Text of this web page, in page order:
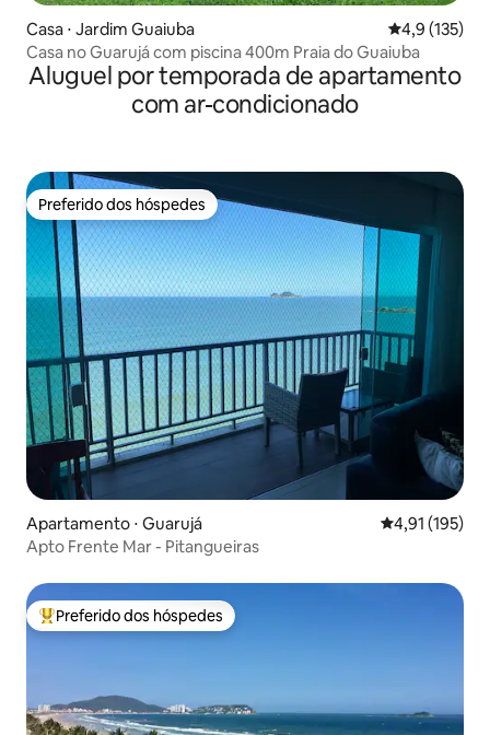
Casa ⋅ Jardim Guaiuba 4,9 de uma
4,9 (135)
Casa no Guarujá com piscina 400m Praia do Guaiuba
Aluguel por temporada de apartamento
com ar-condicionado
Preferido dos hóspedes
Preferido dos hóspedes
Apartamento ⋅ Guarujá 4,91 de uma
4,91 (195)
Apto Frente Mar - Pitangueiras
Entre os melhores preferidos dos hóspedes
Preferido dos hóspedes